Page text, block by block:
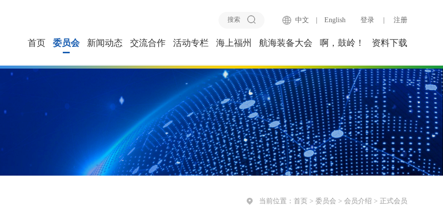
登录 注册
中文 English
首页 委员会 新闻动态 交流合作 活动专栏 海上福州 航海装备大会 啊，鼓岭！ 资料下载
当前位置： 首页 > 委员会 > 会员介绍 > 正式会员